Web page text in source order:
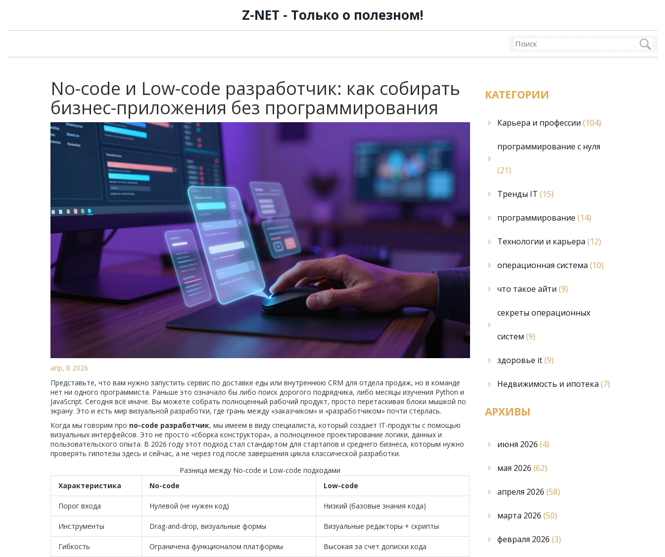
Z-NET - Только о полезном!
No-code и Low-code разработчик: как собирать
бизнес-приложения без программирования
апр, 8 2026
Представьте, что вам нужно запустить сервис по доставке еды или внутреннюю CRM для отдела продаж, но в команде
нет ни одного программиста. Раньше это означало бы либо поиск дорогого подрядчика, либо месяцы изучения Python и
JavaScript. Сегодня всё иначе. Вы можете собрать полноценный рабочий продукт, просто перетаскивая блоки мышкой по
экрану. Это и есть мир визуальной разработки, где грань между «заказчиком» и «разработчиком» почти стерлась.
Когда мы говорим про no-code разработчик, мы имеем в виду специалиста, который создает IT-продукты с помощью
визуальных интерфейсов. Это не просто «сборка конструктора», а полноценное проектирование логики, данных и
пользовательского опыта. В 2026 году этот подход стал стандартом для стартапов и среднего бизнеса, которым нужно
проверять гипотезы здесь и сейчас, а не через год после завершения цикла классической разработки.
Разница между No-code и Low-code подходами
Характеристика
No-code Low-code
Порог входа Нулевой (не нужен код) Низкий (базовые знания кода)
Инструменты Drag-and-drop, визуальные формы Визуальные редакторы + скрипты
Гибкость Ограничена функционалом платформы Высокая за счет дописки кода
КАТЕГОРИИ
Карьера и профессии (104)
программирование с нуля
(21)
Тренды IT (15)
программирование (14)
Технологии и карьера (12)
операционная система (10)
что такое айти (9)
секреты операционных
систем (9)
здоровье it(9)
Недвижимость и ипотека (7)
АРХИВЫ
июня 2026 (4)
мая 2026 (62)
апреля 2026 (58)
марта 2026 (50)
февраля 2026 (3)